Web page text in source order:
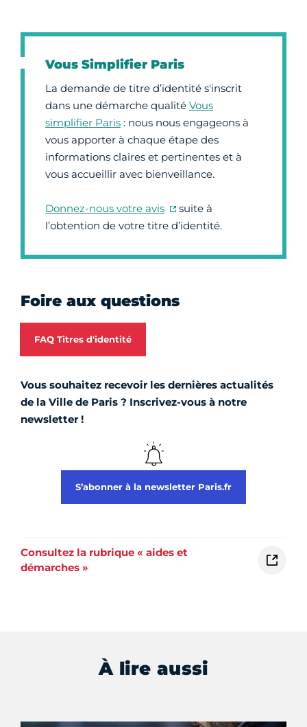
Vous Simplifier Paris
La demande de titre d’identité s'inscrit
dans une démarche qualité Vous
simplifier Paris : nous nous engageons à
vous apporter à chaque étape des
informations claires et pertinentes et à
vous accueillir avec bienveillance.
Donnez-nous votre avis
suite à
l’obtention de votre titre d’identité.
Foire aux questions
FAQ Titres d'identité
Vous souhaitez recevoir les dernières actualités
de la Ville de Paris ? Inscrivez-vous à notre
newsletter !
S’abonner à la newsletter Paris.fr
Consultez la rubrique « aides et
démarches »
À lire aussi